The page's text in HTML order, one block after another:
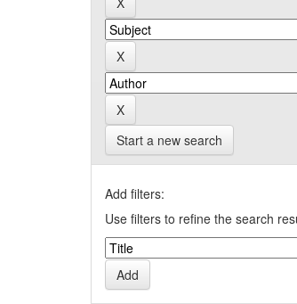
Start a new search
Add filters:
Use filters to refine the search